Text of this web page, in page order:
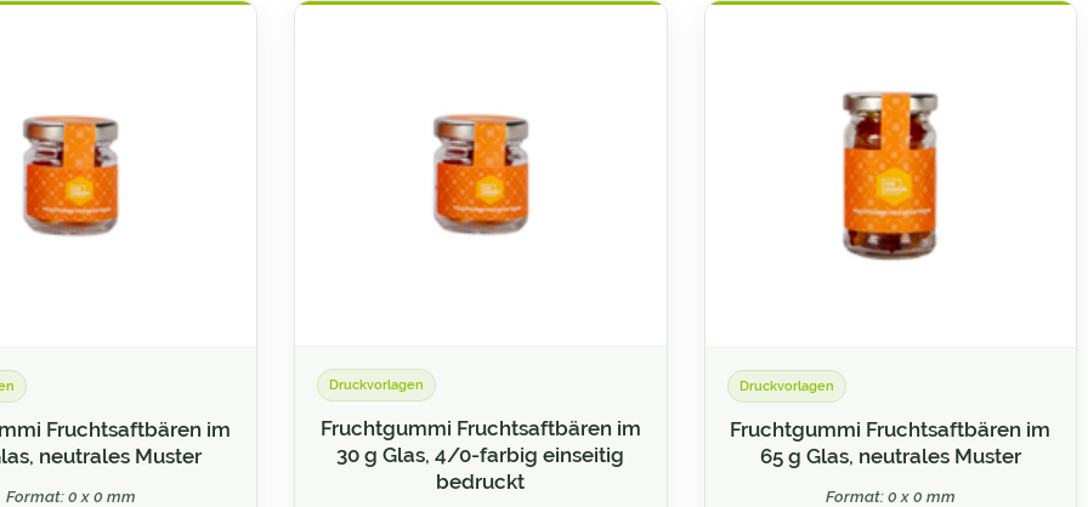
Fruchtsaftbären im
neutrales Muster
Format: 0 x 0 mm
Druckvorlagen
Fruchtgummi Fruchtsaftbären im
30 g Glas, 4/0-farbig einseitig
bedruckt
Druckvorlagen
Fruchtgummi Fruchtsaftbären im
65 g Glas, neutrales Muster
Format: 0 x 0 mm